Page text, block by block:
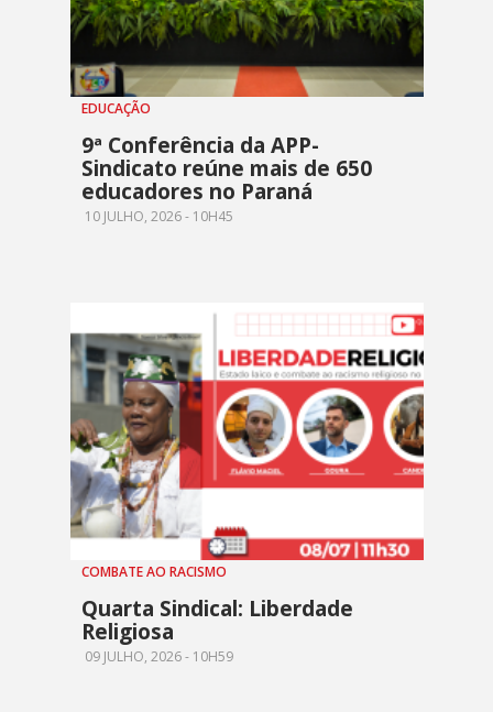
EDUCAÇÃO
9ª Conferência da APP-
Sindicato reúne mais de 650
educadores no Paraná
10 JULHO, 2026 - 10H45
COMBATE AO RACISMO
Quarta Sindical: Liberdade
Religiosa
09 JULHO, 2026 - 10H59